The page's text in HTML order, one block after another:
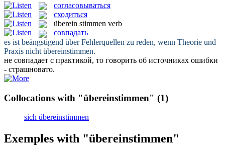
согласовываться
сходиться
überein stimmen verb
совпадать
es ist beängstigend über Fehlerquellen zu reden, wenn Theorie und
Praxis nicht übereinstimmen.
не совпадает с практикой, то говорить об источниках ошибки
- страшновато.
Collocations with "übereinstimmen" (1)
sich übereinstimmen
Exemples with "übereinstimmen"